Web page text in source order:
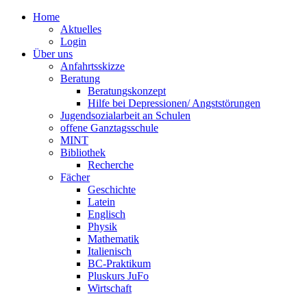
Home
Aktuelles
Login
Über uns
Anfahrtsskizze
Beratung
Beratungskonzept
Hilfe bei Depressionen/ Angststörungen
Jugendsozialarbeit an Schulen
offene Ganztagsschule
MINT
Bibliothek
Recherche
Fächer
Geschichte
Latein
Englisch
Physik
Mathematik
Italienisch
BC-Praktikum
Pluskurs JuFo
Wirtschaft